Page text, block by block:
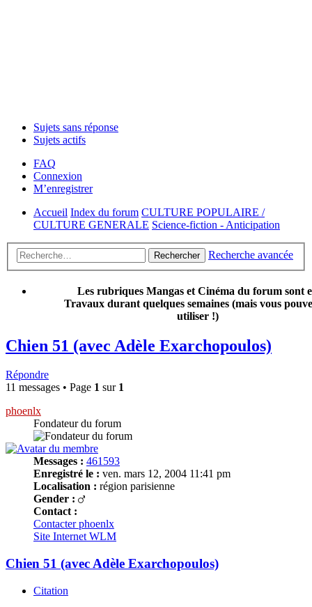
Sujets sans réponse
Sujets actifs
FAQ
Connexion
M’enregistrer
Accueil Index du forum CULTURE POPULAIRE /
CULTURE GENERALE Science-fiction - Anticipation
Rechercher Recherche avancée
Les rubriques Mangas et Cinéma du forum sont
Travaux durant quelques semaines (mais vous
utiliser !)
Chien 51 (avec Adèle Exarchopoulos)
Répondre
11 messages • Page 1 sur 1
phoenlx
Fondateur du forum
Messages : 461593
Enregistré le : ven. mars 12, 2004 11:41 pm
Localisation : région parisienne
Gender :
Contact :
Contacter phoenlx
Site Internet WLM
Chien 51 (avec Adèle Exarchopoulos)
Citation